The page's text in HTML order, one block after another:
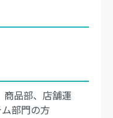
商品部、店舗運
部門の方